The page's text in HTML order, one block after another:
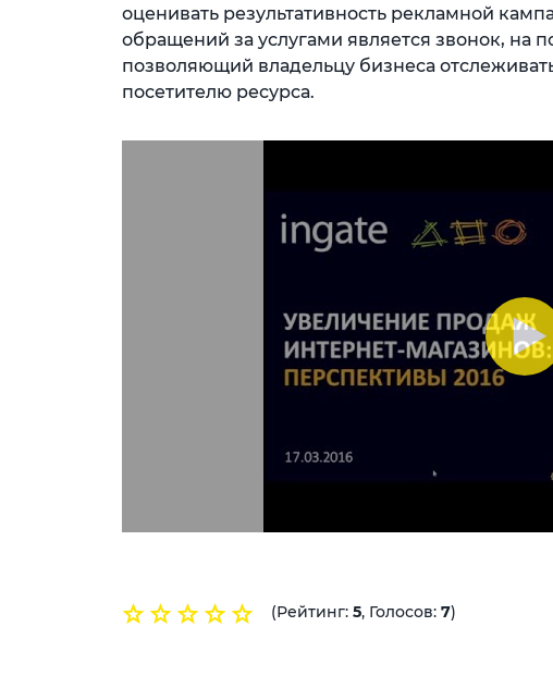
оценивать результативность рекламной
обращений за услугами является звонок, на
позволяющий владельцу бизнеса
посетителю ресурса.
(Рейтинг: 5, Голосов: 7)